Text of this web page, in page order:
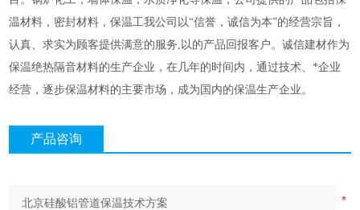
温材料，密封材料，保温工我公司以“信誉，诚信为本”的经营宗旨，
认真、求实为顾客提供满意的服务,以的产品回报客户。诚信建材作为
保温绝热隔音材料的生产企业，在几年的时间内，通过技术、*企业
经营，逐步保温材料的主要市场，成为国内的保温生产企业。
产品咨询